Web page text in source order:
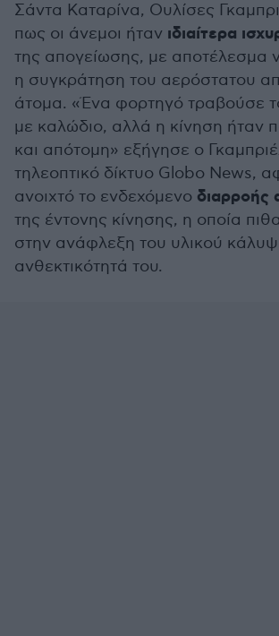
Σάντα Καταρίνα, Ουλίσες
πως οι άνεμοι ήταν ιδιαίτερα
της απογείωσης, με αποτέλεσμα
η συγκράτηση του αερόστατου
άτομα. «Ένα φορτηγό τραβούσε
με καλώδιο, αλλά η κίνηση ήταν
και απότομη» εξήγησε ο
τηλεοπτικό δίκτυο Globo News,
ανοιχτό το ενδεχόμενο διαρροής
της έντονης κίνησης, η οποία
στην ανάφλεξη του υλικού
ανθεκτικότητά του.